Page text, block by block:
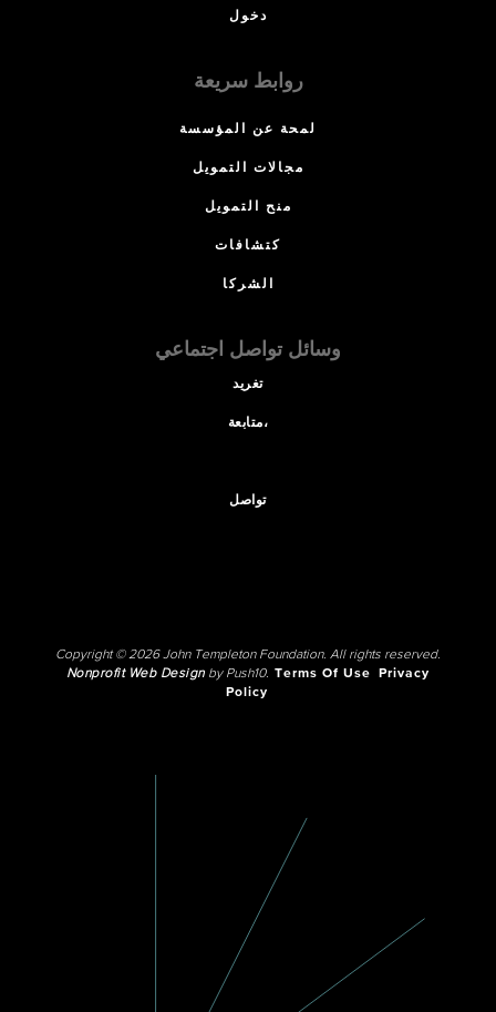
دخول
روابط سريعة
لمحة عن المؤسسة
مجالات التمويل
منح التمويل
كتشافات
الشركا
وسائل تواصل اجتماعي
تغريد
متابعة،
تواصل
Copyright © 2026 John Templeton Foundation. All rights reserved.
Nonprofit Web Designby Push10. Terms Of Use
Privacy
Policy